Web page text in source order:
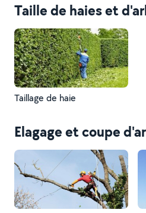
Taille de haies et
Taillage de haie
Elagage et coupe